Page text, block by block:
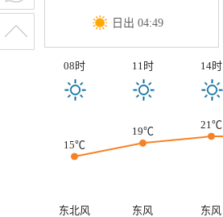
日出 04:49
08时 11时 14时
15℃
19℃
21℃
东北风 东风 东风